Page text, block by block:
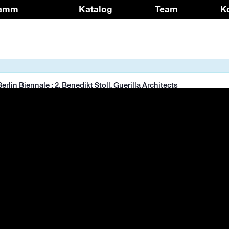
Katalog Team
Biennale ; 2. Benedikt Stoll, Guerilla Architects